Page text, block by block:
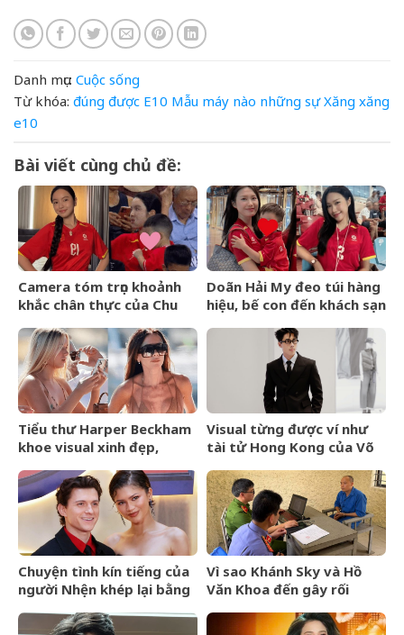
Danh mục: Cuộc sống
Từ khóa: đúng được E10 Mẫu máy nào những sự Xăng xăng
e10
Bài viết cùng chủ đề:
Camera tóm trọn khoảnh
khắc chân thực của Chu
Đình
Doãn Hải My đeo túi hàng
hiệu, bế con đến khách sạn
thường có còn xinh đẹp
như ảnh tự đăng?
Tiểu thư Harper Beckham
khoe visual xinh đẹp,
du thuyền triệu đô, đọ sắc
cùng mẹ
Visual từng được ví như
tài tử Hong Kong của Võ
tranh cãi vì một thay đổi
Chuyện tình kín tiếng của
người Nhện khép lại bằng
Vì sao Khánh Sky và Hồ
Văn Khoa đến gây rối
khởi tố?